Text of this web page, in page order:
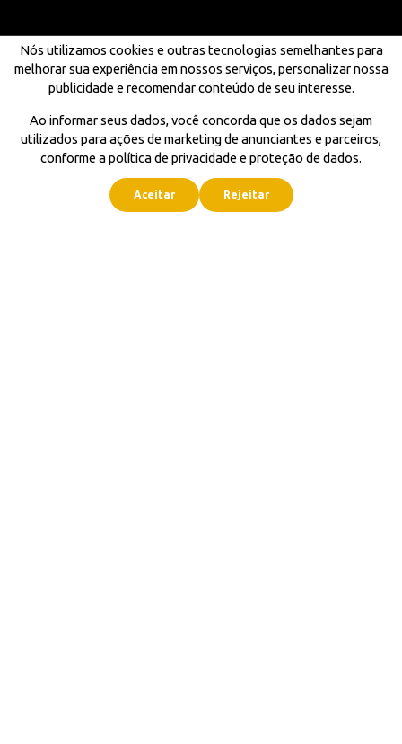
Nós utilizamos cookies e outras tecnologias semelhantes para
melhorar sua experiência em nossos serviços, personalizar nossa
publicidade e recomendar conteúdo de seu interesse.
Ao informar seus dados, você concorda que os dados sejam
utilizados para ações de marketing de anunciantes e parceiros,
conforme a política de privacidade e proteção de dados.
Aceitar Rejeitar